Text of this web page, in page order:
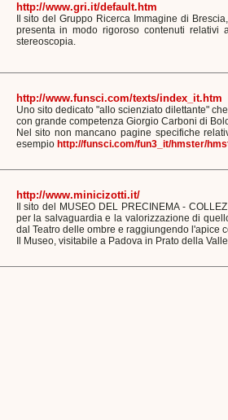
http://www.gri.it/default.htm
Il sito del Gruppo Ricerca Immagine di
presenta in modo rigoroso contenuti
stereoscopia.
http://www.funsci.com/texts/index_it.htm
Uno sito dedicato "allo scienziato dilettante"
con grande competenza Giorgio Carboni di
Nel sito non mancano pagine specifiche
esempio http://funsci.com/fun3_it/hmster/
http://www.minicizotti.it/
Il sito del MUSEO DEL PRECINEMA -
per la salvaguardia e la valorizzazione di
dal Teatro delle ombre e raggiungendo l'apice
Il Museo, visitabile a Padova in Prato della